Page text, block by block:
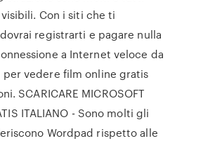
Con i siti che ti
registrarti e pagare nulla
a Internet veloce da
per vedere film online gratis
SCARICARE MICROSOFT
ITALIANO - Sono molti gli
Wordpad rispetto alle